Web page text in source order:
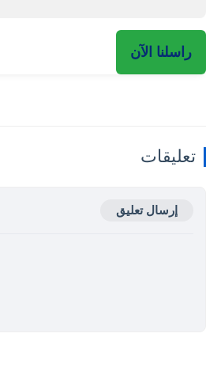
راسلنا الآن
تعليقات
إرسال تعليق